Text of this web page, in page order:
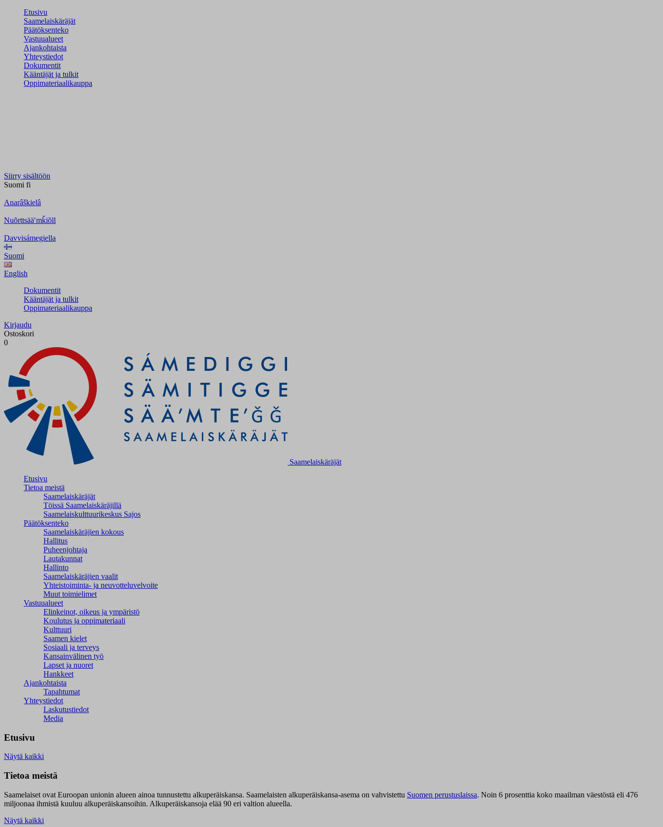
Etusivu
Saamelaiskäräjät
Päätöksenteko
Vastuualueet
Ajankohtaista
Yhteystiedot
Dokumentit
Kääntäjät ja tulkit
Oppimateriaalikauppa
Siirry sisältöön
Suomi fi
Anarâškielâ
Nuõrttsääʹmǩiõll
Davvisámegiella
Suomi
English
Dokumentit
Kääntäjät ja tulkit
Oppimateriaalikauppa
Kirjaudu
Ostoskori
0
Saamelaiskäräjät
Etusivu
Tietoa meistä
Saamelaiskäräjät
Töissä Saamelaiskäräjillä
Saamelaiskulttuuri­keskus Sajos
Päätöksenteko
Saamelaiskäräjien kokous
Hallitus
Puheenjohtaja
Lautakunnat
Hallinto
Saamelaiskäräjien vaalit
Yhteistoiminta- ja neuvotteluvelvoite
Muut toimielimet
Vastuualueet
Elinkeinot, oikeus ja ympäristö
Koulutus ja oppimateriaali
Kulttuuri
Saamen kielet
Sosiaali ja terveys
Kansainvälinen työ
Lapset ja nuoret
Hankkeet
Ajankohtaista
Tapahtumat
Yhteystiedot
Laskutustiedot
Media
Etusivu
Näytä kaikki
Tietoa meistä
Saamelaiset ovat Euroopan unionin alueen ainoa tunnustettu alkuperäiskansa. Saamelaisten alkuperäiskansa-asema on vahvistettu Suomen perustuslaissa. Noin 6 prosenttia koko maailman väestöstä eli 476
miljoonaa ihmistä kuuluu alkuperäiskansoihin. Alkuperäiskansoja elää 90 eri valtion alueella.
Näytä kaikki